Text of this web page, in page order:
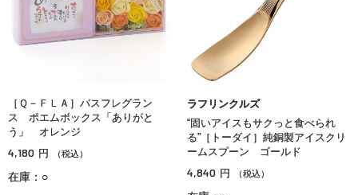
［Ｑ－ＦＬＡ］バスフレグラン
ス ポエムボックス「ありがと
う」 オレンジ
4,180 円 （税込）
在庫：○
ラフリンクルズ
“固いアイスもサクっと食べられ
る”［トーダイ］純銅製アイスクリ
ームスプーン ゴールド
4,840 円 （税込）